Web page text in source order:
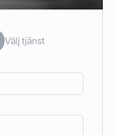
Välj tjänst